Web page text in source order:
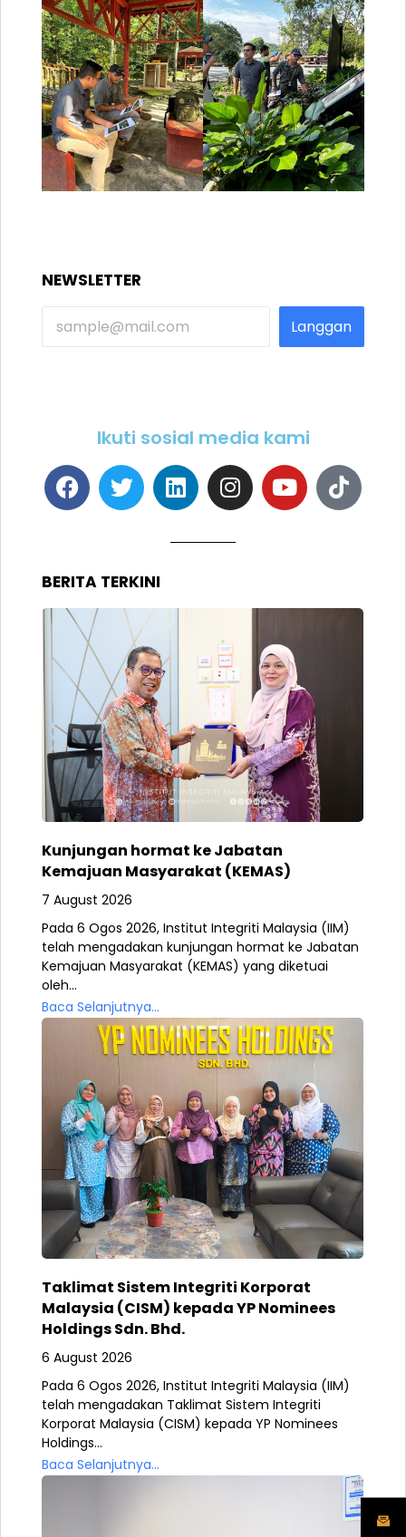
NEWSLETTER
Langgan
Ikuti sosial media kami
BERITA TERKINI
Kunjungan hormat ke Jabatan
Kemajuan Masyarakat (KEMAS)
7 August 2026
Pada 6 Ogos 2026, Institut Integriti Malaysia (IIM)
telah mengadakan kunjungan hormat ke Jabatan
Kemajuan Masyarakat (KEMAS) yang diketuai
oleh...
Baca Selanjutnya...
Taklimat Sistem Integriti Korporat
Malaysia (CISM) kepada YP Nominees
Holdings Sdn. Bhd.
6 August 2026
Pada 6 Ogos 2026, Institut Integriti Malaysia (IIM)
telah mengadakan Taklimat Sistem Integriti
Korporat Malaysia (CISM) kepada YP Nominees
Holdings...
Baca Selanjutnya...